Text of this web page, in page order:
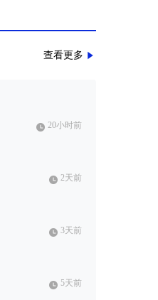
查看更多
20小时前
2天前
3天前
5天前